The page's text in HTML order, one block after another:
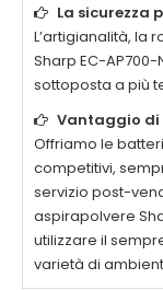
La sicurezza
L’artigianalità, la
Sharp EC-AP700-
sottoposta a più
Vantaggio di
Offriamo le
competitivi,
servizio post-
aspirapolvere
utilizzare il
varietà di